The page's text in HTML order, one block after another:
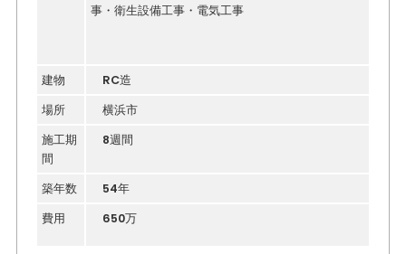
事・衛生設備工事・電気工事
建物
RC造
場所
横浜市
施工期
間
8週間
築年数
54年
費用
650万